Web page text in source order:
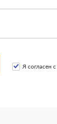
Я согласен с